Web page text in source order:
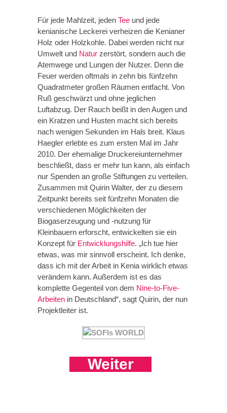
Für jede Mahlzeit, jeden Tee und jede
kenianische Leckerei verheizen die Kenianer
Holz oder Holzkohle. Dabei werden nicht nur
Umwelt und Natur zerstört, sondern auch die
Atemwege und Lungen der Nutzer. Denn die
Feuer werden oftmals in zehn bis fünfzehn
Quadratmeter großen Räumen entfacht. Von
Ruß geschwärzt und ohne jeglichen
Luftabzug. Der Rauch beißt in den Augen und
ein Kratzen und Husten macht sich bereits
nach wenigen Sekunden im Hals breit. Klaus
Haegler erlebte es zum ersten Mal im Jahr
2010. Der ehemalige Druckereiunternehmer
beschließt, dass er mehr tun kann, als einfach
nur Spenden an große Stiftungen zu verteilen.
Zusammen mit Quirin Walter, der zu diesem
Zeitpunkt bereits seit fünfzehn Monaten die
verschiedenen Möglichkeiten der
Biogaserzeugung und -nutzung für
Kleinbauern erforscht, entwickelten sie ein
Konzept für Entwicklungshilfe. „Ich tue hier
etwas, was mir sinnvoll erscheint. Ich denke,
dass ich mit der Arbeit in Kenia wirklich etwas
verändern kann. Außerdem ist es das
komplette Gegenteil von dem Nine-to-Five-
Arbeiten in Deutschland“, sagt Quirin, der nun
Projektleiter ist.
Weiter